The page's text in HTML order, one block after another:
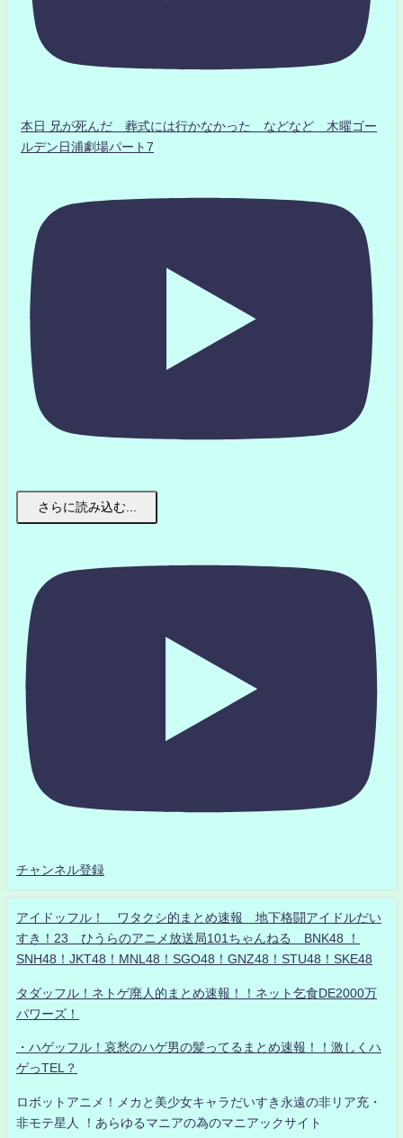
本日 兄が死んだ 葬式には行かなかった などなど 木曜ゴー
ルデン日浦劇場パート7
さらに読み込む...
チャンネル登録
アイドッフル！ ワタクシ的まとめ速報 地下格闘アイドルだい
すき！23 ひうらのアニメ放送局101ちゃんねる BNK48 ！
SNH48！JKT48！MNL48！SGO48！GNZ48！STU48！SKE48
タダッフル！ネトゲ廃人的まとめ速報！！ネット乞食DE2000万
パワーズ！
・ハゲッフル！哀愁のハゲ男の髪ってるまとめ速報！！激しくハ
ゲっTEL？
ロボットアニメ！メカと美少女キャラだいすき永遠の非リア充・
非モテ星人 ！あらゆるマニアの為のマニアックサイト